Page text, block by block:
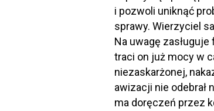
i pozwoli uniknąć
sprawy. Wierzyciel
Na uwagę
traci on już mocy w
niezaskarżonej,
awizacji nie odebrał
ma doręczeń przez